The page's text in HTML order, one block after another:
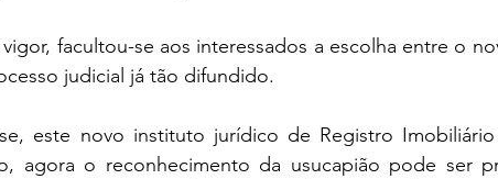
facultou-se aos interessados a escolha entre o
judicial já tão difundido.
este novo instituto jurídico de Registro
agora o reconhecimento da usucapião pode ser